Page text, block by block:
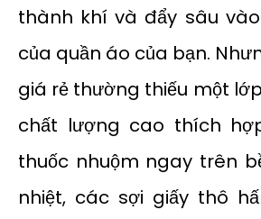
thành khí và đẩy sâu
của quần áo của bạn.
giá rẻ thường thiếu một
chất lượng cao thích
thuốc nhuộm ngay trên
nhiệt, các sợi giấy thô